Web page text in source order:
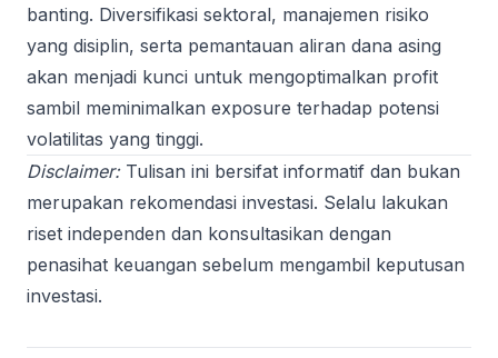
banting. Diversifikasi sektoral, manajemen risiko
yang disiplin, serta pemantauan aliran dana asing
akan menjadi kunci untuk mengoptimalkan profit
sambil meminimalkan exposure terhadap potensi
volatilitas yang tinggi.
Disclaimer:Tulisan ini bersifat informatif dan bukan
merupakan rekomendasi investasi. Selalu lakukan
riset independen dan konsultasikan dengan
penasihat keuangan sebelum mengambil keputusan
investasi.